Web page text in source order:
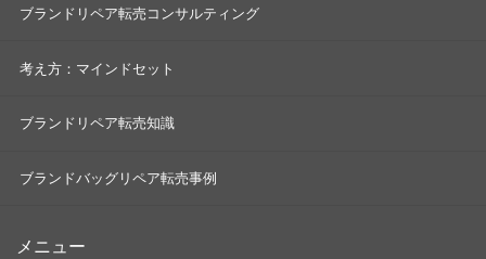
ブランドリペア転売コンサルティング
考え方：マインドセット
ブランドリペア転売知識
ブランドバッグリペア転売事例
メニュー